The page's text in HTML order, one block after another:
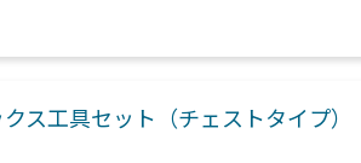
ス工具セット（チェストタイプ）